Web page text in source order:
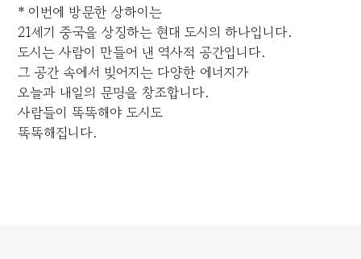
* 이번에 방문한 상하이는
21세기 중국을 상징하는 현대 도시의 하나입니다.
도시는 사람이 만들어 낸 역사적 공간입니다.
그 공간 속에서 빚어지는 다양한 에너지가
오늘과 내일의 문명을 창조합니다.
사람들이 똑똑해야 도시도
똑똑해집니다.